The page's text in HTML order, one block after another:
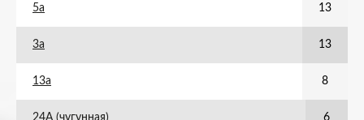
5а 13
3а 13
13а 8
24А (чугунная) 6